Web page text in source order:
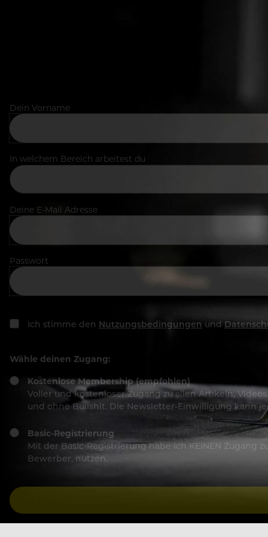
Dein Vorname
In welchem Bereich arbeitest du
Deine E-Mail Adresse
Passwort
Ich stimme den Nutzungsbedingungen und
Wähle deinen Zugang:
Kostenlose Membership (empfohlen)
Voller und kostenloser Zugang zu allen Artikeln,
und ohne Bullshit. Die Newsletter-Einwilligung kann
Basic-Registrierung
Mit der Basic-Registrierung habe ich KEINEN Zugang
Bewerber, nutzen.